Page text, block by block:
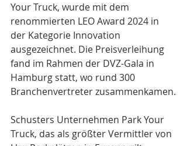
Your Truck, wurde mit dem
renommierten LEO Award 2024 in
der Kategorie Innovation
ausgezeichnet. Die Preisverleihung
fand im Rahmen der DVZ-Gala in
Hamburg statt, wo rund 300
Branchenvertreter zusammenkamen.
Schusters Unternehmen Park Your
Truck, das als größter Vermittler von